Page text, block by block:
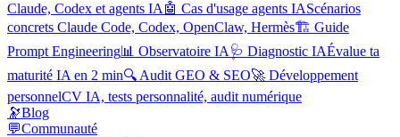
Claude, Codex et agents IA 🤖 Cas d'usage agents IAScénarios
concrets Claude Code, Codex, OpenClaw, Hermès🏗️ Guide
Prompt Engineering📊 Observatoire IA 🩺 Diagnostic IAÉvalue ta
maturité IA en 2 min🔍 Audit GEO & SEO🚀 Développement
personnelCV IA, tests personnalité, audit numérique
🔭Blog
💬Communauté